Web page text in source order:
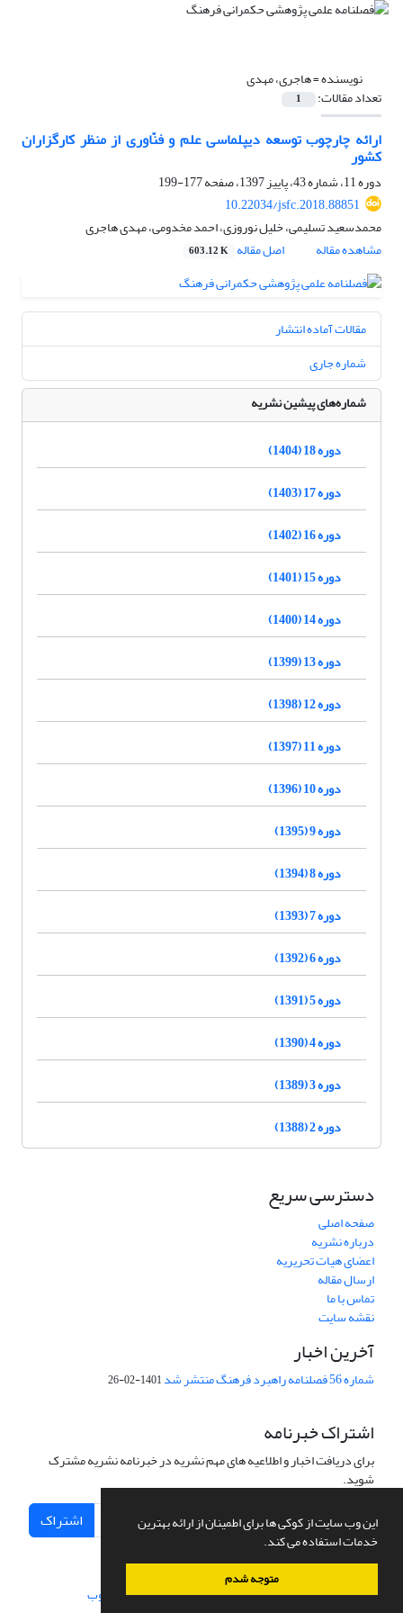
این وب سایت از کوکی ها برای اطمینان از ارائه بهترین
خدمات استفاده می کند.
متوجه شدم
نویسنده =هاجری، مهدی
تعداد مقالات: 1
ارائه چارچوب توسعه دیپلماسی علم و فنّاوری از منظر کارگزاران
کشور
دوره 11، شماره 43، پاییز 1397، صفحه
177-199
10.22034/jsfc.2018.88851
محمدسعید تسلیمی، خلیل نوروزی، احمد مخدومی، مهدی هاجری
مشاهده مقاله
اصل مقاله 603.12 K
مقالات آماده انتشار
شماره جاری
شماره‌های پیشین نشریه
دوره 18 (1404)
دوره 17 (1403)
دوره 16 (1402)
دوره 15 (1401)
دوره 14 (1400)
دوره 13 (1399)
دوره 12 (1398)
دوره 11 (1397)
دوره 10 (1396)
دوره 9 (1395)
دوره 8 (1394)
دوره 7 (1393)
دوره 6 (1392)
دوره 5 (1391)
دوره 4 (1390)
دوره 3 (1389)
دوره 2 (1388)
دسترسی سریع
صفحه اصلی
درباره نشریه
اعضای هیات تحریریه
ارسال مقاله
تماس با ما
نقشه سایت
آخرین اخبار
شماره 56 فصلنامه راهبرد فرهنگ منتشر شد 1401-02-26
اشتراک خبرنامه
برای دریافت اخبار و اطلاعیه های مهم نشریه در خبرنامه نشریه مشترک
شوید.
اشتراک
سامانه مدیریت نشریات علمی.طراحی و پیاده سازی از سیناوب